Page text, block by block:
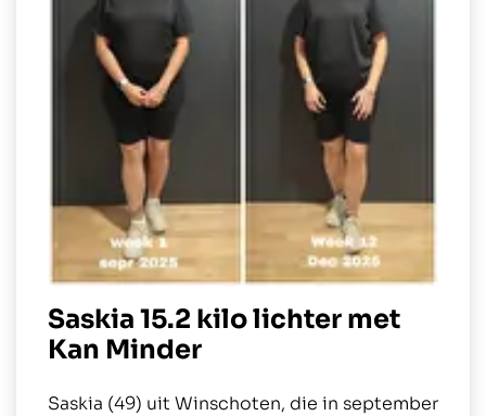
Saskia 15.2 kilo lichter met
Kan Minder
Saskia (49) uit Winschoten, die in september